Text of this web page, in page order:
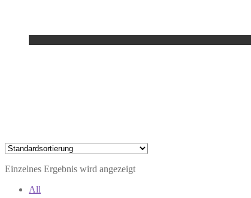
Einzelnes Ergebnis wird angezeigt
All